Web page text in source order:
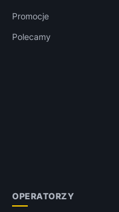
Promocje
Polecamy
OPERATORZY